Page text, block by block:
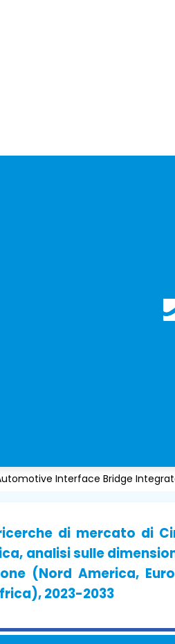
Interface Bridge
di mercato di
analisi sulle
(Nord America,
2023-2033